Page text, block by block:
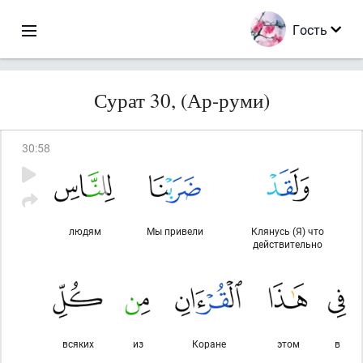
Гость
Сурат 30, (Ар-руми)
30:58
Клянусь (Я) что
действительно
Мы привели
людям
в
этом
Коране
из
всяких